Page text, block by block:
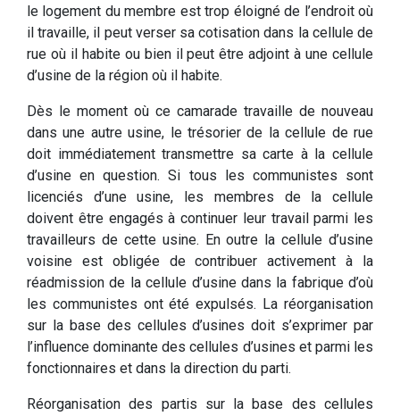
le logement du membre est trop éloigné de l’endroit où
il travaille, il peut verser sa cotisation dans la cellule de
rue où il habite ou bien il peut être adjoint à une cellule
d’usine de la région où il habite.
Dès le moment où ce camarade travaille de nouveau
dans une autre usine, le trésorier de la cellule de rue
doit immédiatement transmettre sa carte à la cellule
d’usine en question. Si tous les communistes sont
licenciés d’une usine, les membres de la cellule
doivent être engagés à continuer leur travail parmi les
travailleurs de cette usine. En outre la cellule d’usine
voisine est obligée de contribuer activement à la
réadmission de la cellule d’usine dans la fabrique d’où
les communistes ont été expulsés. La réorganisation
sur la base des cellules d’usines doit s’exprimer par
l’influence dominante des cellules d’usines et parmi les
fonctionnaires et dans la direction du parti.
Réorganisation des partis sur la base des cellules